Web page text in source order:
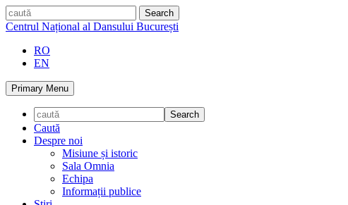
Skip
to
caută
Centrul Național al Dansului București
RO
EN
Primary Menu
Caută
Despre noi
Misiune și istoric
Sala Omnia
Echipa
Informații publice